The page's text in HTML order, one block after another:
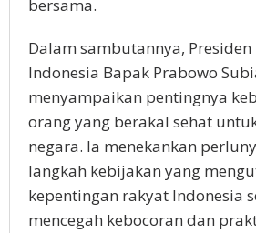
bersama.
Dalam sambutannya,
Indonesia Bapak Prabowo
menyampaikan pentingnya
orang yang berakal sehat
negara. Ia menekankan
langkah kebijakan yang
kepentingan rakyat Indonesia
mencegah kebocoran dan